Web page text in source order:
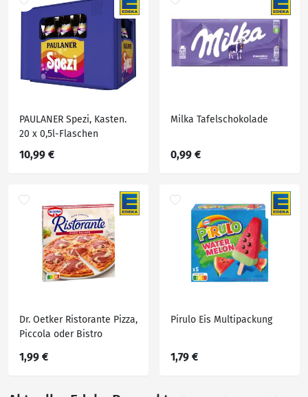
PAULANER Spezi, Kasten.
20 x 0,5l-Flaschen
10,99 €
Milka Tafelschokolade
0,99 €
Dr. Oetker Ristorante Pizza,
Piccola oder Bistro
1,99 €
Pirulo Eis Multipackung
1,79 €